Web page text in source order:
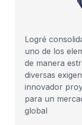
Logré
uno de los
de manera
diversas
innovador
para un
global